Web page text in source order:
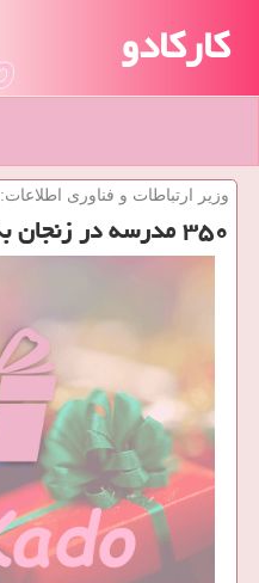
کارکادو
وزیر ارتباطات و فناوری اطلاعات:
۳۵۰ مدرسه در زنجان به اینترنت دسترسی ندارد